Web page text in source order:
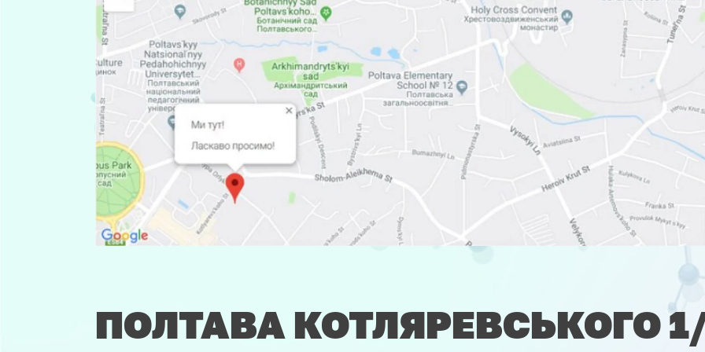
ПОЛТАВА КОТЛЯРЕВСЬКОГО